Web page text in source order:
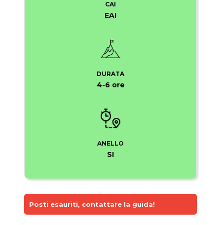
CAI
EAI
DURATA
4-6 ore
ANELLO
SI
Posti esauriti, contattare la guida!